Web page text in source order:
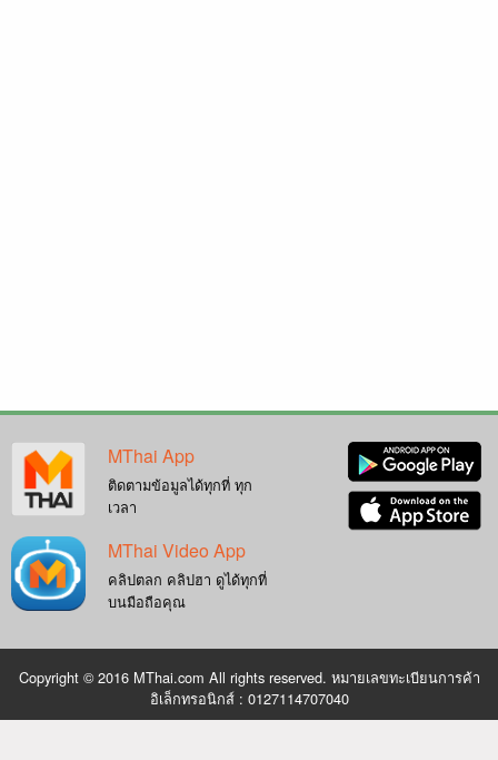
MThai App
ติดตามข้อมูลได้ทุกที่ ทุก
เวลา
MThai Video App
คลิปตลก คลิปฮา ดูได้ทุกที่
บนมือถือคุณ
Copyright © 2016 MThai.com All rights reserved. หมายเลขทะเบียนการค้า
อิเล็กทรอนิกส์ : 0127114707040